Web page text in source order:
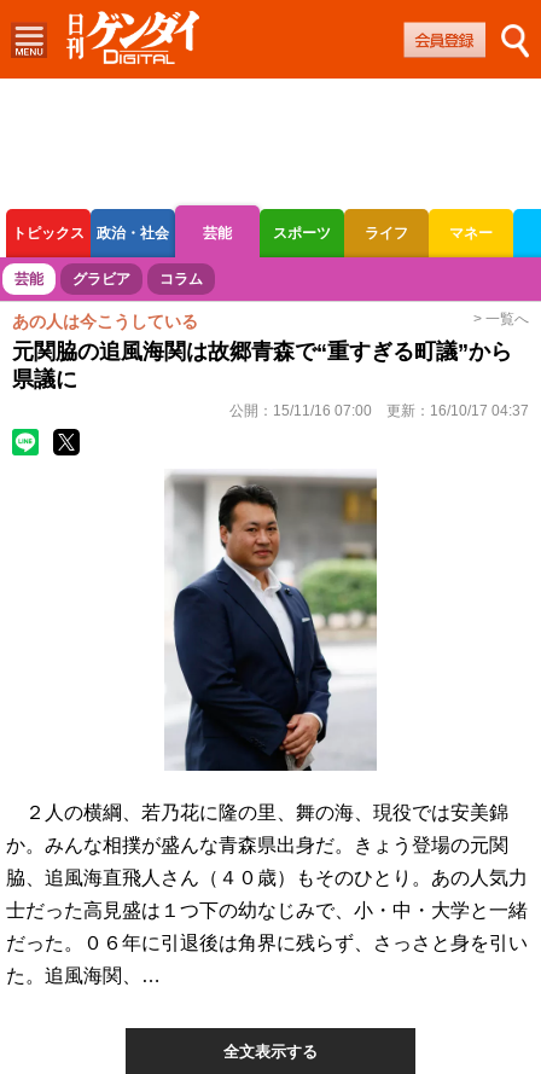
トピックス 政治・社会 芸能 スポーツ ライフ マネー
ボートレース 競輪 オートレース
芸能 グラビア コラム
あの人は今こうしている > 一覧へ
元関脇の追風海関は故郷青森で“重すぎる町議”から
県議に
公開： 15/11/16 07:00 更新： 16/10/17 04:37
２人の横綱、若乃花に隆の里、舞の海、現役では安美錦
か。みんな相撲が盛んな青森県出身だ。きょう登場の元関
脇、追風海直飛人さん（４０歳）もそのひとり。あの人気力
士だった高見盛は１つ下の幼なじみで、小・中・大学と一緒
だった。０６年に引退後は角界に残らず、さっさと身を引い
た。追風海関、…
全文表示する